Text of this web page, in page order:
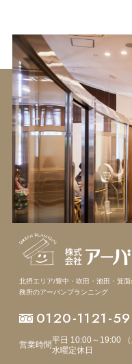
北摂エリア/豊中・吹田・池田・箕
務所のアーバンプランニング
0120-1121-59
営業時間
平日 10:00～19:00 （
水曜定休日